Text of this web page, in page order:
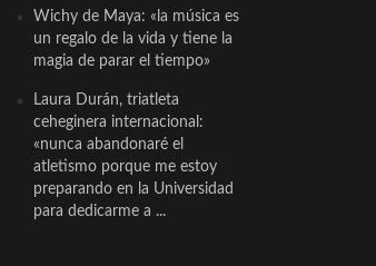
Wichy de Maya: «la música es
un regalo de la vida y tiene la
magia de parar el tiempo»
Laura Durán, triatleta
ceheginera internacional:
«nunca abandonaré el
atletismo porque me estoy
preparando en la Universidad
para dedicarme a ...